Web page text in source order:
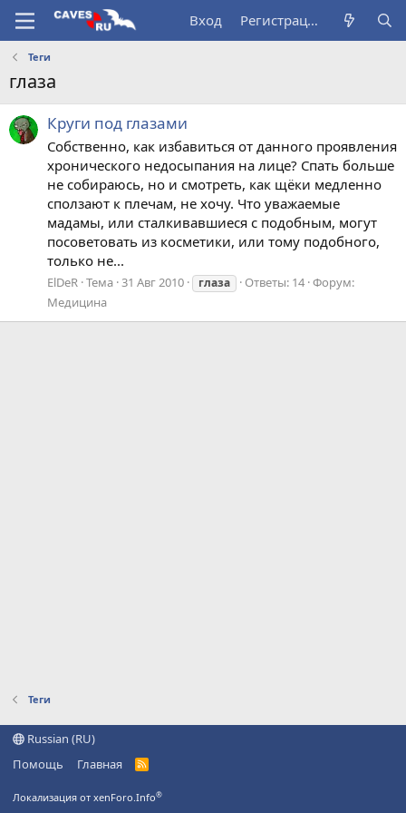
Вход Регистрация
Теги
глаза
Круги под глазами
Собственно, как избавиться от данного проявления
хронического недосыпания на лице? Спать больше
не собираюсь, но и смотреть, как щёки медленно
сползают к плечам, не хочу. Что уважаемые
мадамы, или сталкивавшиеся с подобным, могут
посоветовать из косметики, или тому подобного,
только не...
ElDeR Тема 31 Авг 2010 глаза Ответы: 14 Форум:
Медицина
Теги
Russian (RU)
Помощь
Главная
R
Локализация от xenForo.Info®